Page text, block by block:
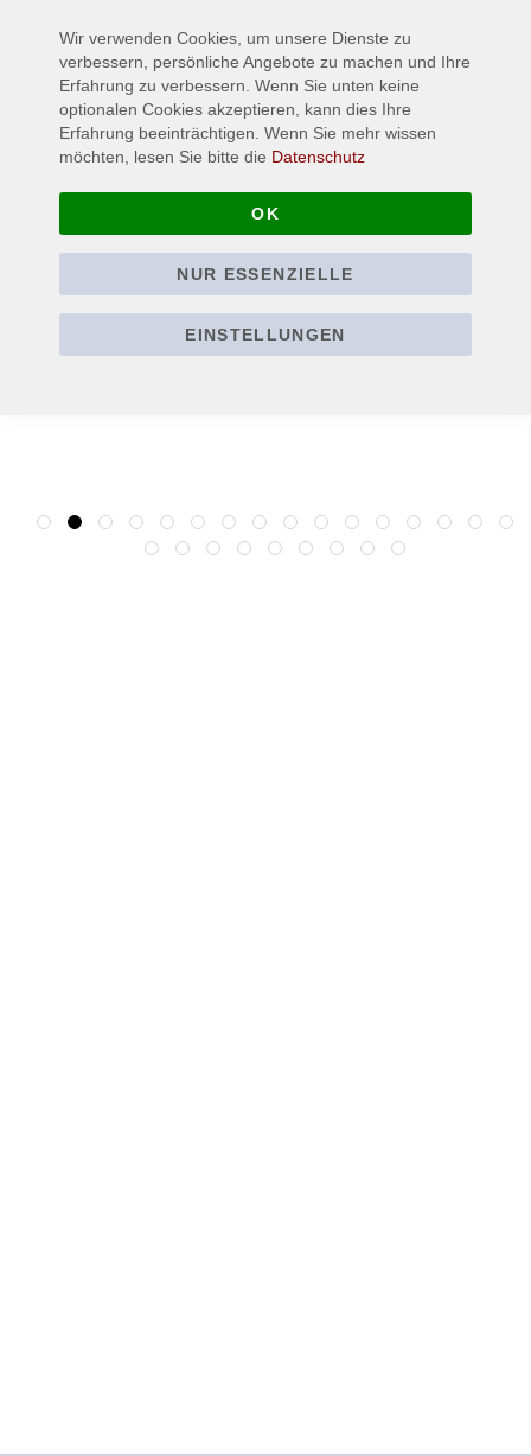
PANTERA - 100% Proof
- Patch
AC/DC - Logo Oval -
Patch / Aufnäher
Wir verwenden Cookies, um unsere Dienste zu
verbessern, persönliche Angebote zu machen und Ihre
Erfahrung zu verbessern. Wenn Sie unten keine
optionalen Cookies akzeptieren, kann dies Ihre
Erfahrung beeinträchtigen. Wenn Sie mehr wissen
möchten, lesen Sie bitte die Datenschutz
OK
NUR ESSENZIELLE
EINSTELLUNGEN